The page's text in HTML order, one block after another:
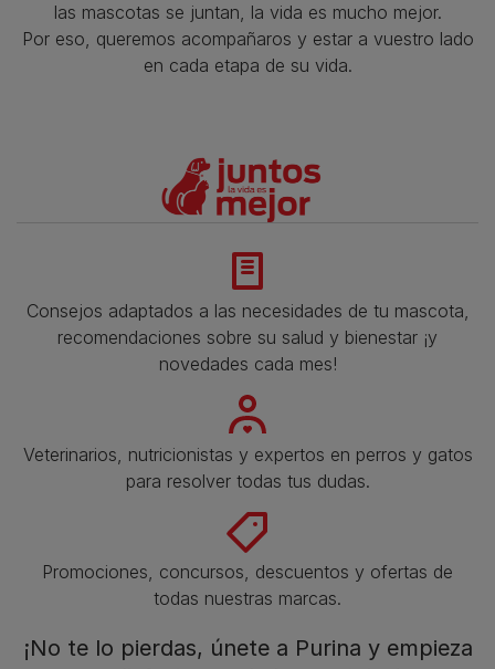
las mascotas se juntan, la vida es mucho mejor.
Por eso, queremos acompañaros y estar a vuestro lado
en cada etapa de su vida.​
Consejos adaptados a las necesidades de tu mascota,
recomendaciones sobre su salud y bienestar ¡y
novedades cada mes!
Veterinarios, nutricionistas y expertos en perros y gatos
para resolver todas tus dudas.​
Promociones, concursos, descuentos y ofertas de
todas nuestras marcas.​
¡No te lo pierdas, únete a Purina y empieza